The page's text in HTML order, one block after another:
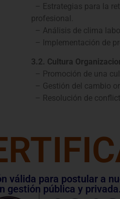
– Estrategias para la
profesional.
– Análisis de clima
– Implementación de
3.2. Cultura
– Promoción de una
– Gestión del cambio
– Resolución de
válida para postular a
gestión pública y privada.